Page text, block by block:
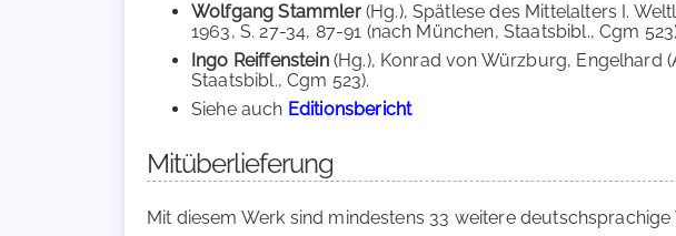
Wolfgang Stammler (Hg.), Spätlese des Mittelalters I.
1963, S. 27-34, 87-91 (nach München, Staatsbibl., Cgm
Ingo Reiffenstein (Hg.), Konrad von Würzburg, Engelhard
Staatsbibl., Cgm 523).
Siehe auch Editionsbericht
Mitüberlieferung
Mit diesem Werk sind mindestens 33 weitere